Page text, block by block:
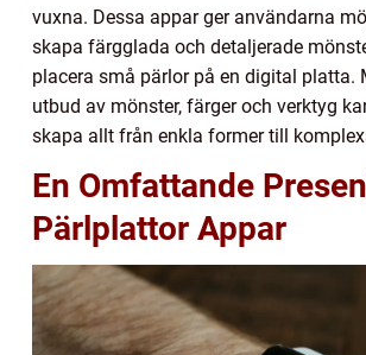
vuxna. Dessa appar ger användarna
skapa färgglada och detaljerade
placera små pärlor på en digital platta.
utbud av mönster, färger och verktyg
skapa allt från enkla former till
En Omfattande
Pärlplattor Appar